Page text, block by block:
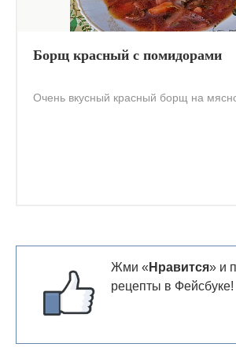
Борщ красный с помидорами
Очень вкусный красный борщ на
Жми « Нравится» и
рецепты в Фейсбуке!